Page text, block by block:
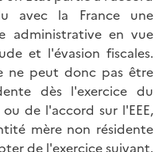
avec la France une
administrative en vue
et l'évasion fiscales.
ne peut donc pas être
dès l'exercice du
de l'accord sur l'EEE,
mère non résidente
de l'exercice suivant.